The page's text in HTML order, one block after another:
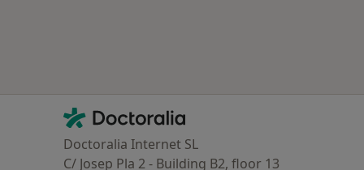
Contacto
Doctoralia - Página de inicio
Doctoralia Internet SL
C/ Josep Pla 2 - Building B2, floor 13